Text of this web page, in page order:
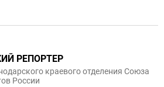
РЕПОРТЕР
краевого отделения Союза
России